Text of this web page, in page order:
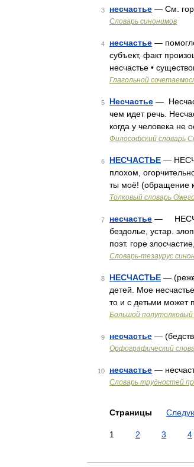
3 несчастье — См.
Словарь синонимов
4 несчастье —
субъект, факт
несчастье •
Глагольной
5 Несчастье —
чем идет речь.
когда у человека не
Философский словарь
6 НЕСЧАСТЬЕ —
плохом,
ты моё! (обращение к
Толковый словарь
7 несчастье —
бездолье, устар.
поэт. горе
Словарь-тезаурус
8 НЕСЧАСТЬЕ —
детей. Мое
то и с детьми может
Большой полутолковый
9 несчастье —
Орфографический
10 несчастье —
Словарь трудностей
Страницы
1 2 3 4